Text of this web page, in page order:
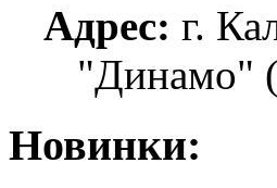
Адрес: г.
"Динамо" (
Новинки: